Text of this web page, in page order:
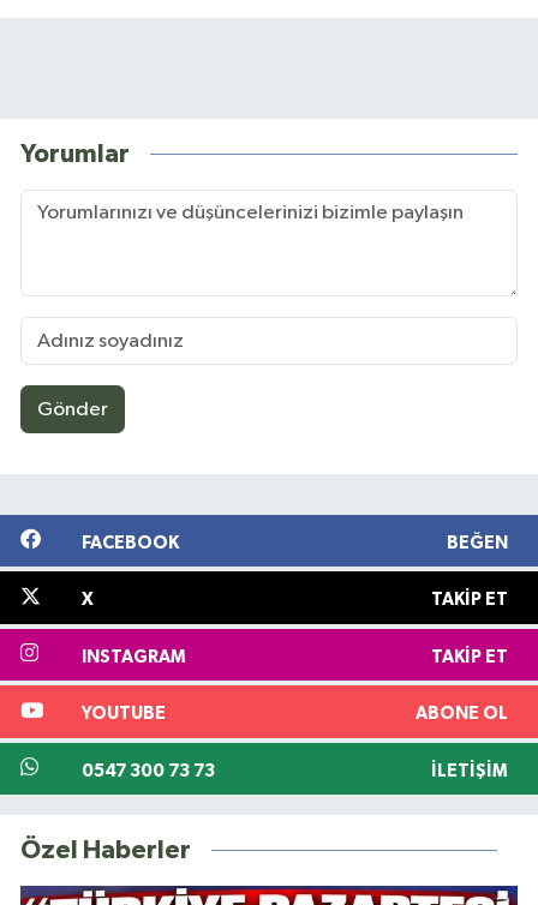
Yorumlar
Gönder
FACEBOOK BEĞEN
X TAKIP ET
INSTAGRAM TAKIP ET
YOUTUBE ABONE OL
0547 300 73 73 İLETIŞIM
Özel Haberler